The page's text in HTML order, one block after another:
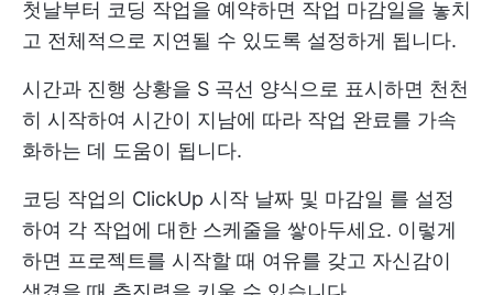
첫날부터 코딩 작업을 예약하면 작업 마감일을 놓치
고 전체적으로 지연될 수 있도록 설정하게 됩니다.
시간과 진행 상황을 S 곡선 양식으로 표시하면 천천
히 시작하여 시간이 지남에 따라 작업 완료를 가속
화하는 데 도움이 됩니다.
코딩 작업의 ClickUp 시작 날짜 및 마감일 를 설정
하여 각 작업에 대한 스케줄을 쌓아두세요. 이렇게
하면 프로젝트를 시작할 때 여유를 갖고 자신감이